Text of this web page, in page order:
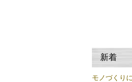
新着
モノづくり